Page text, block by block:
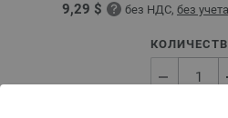
9,29 $ без НДС, без